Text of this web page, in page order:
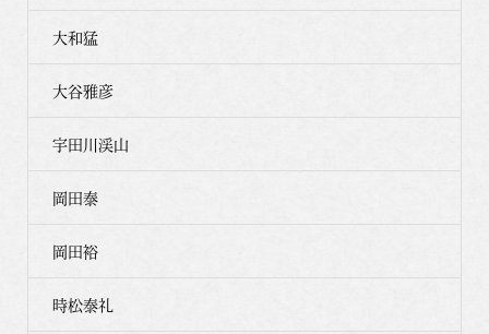
大和猛
大谷雅彦
宇田川渓山
岡田泰
岡田裕
時松泰礼